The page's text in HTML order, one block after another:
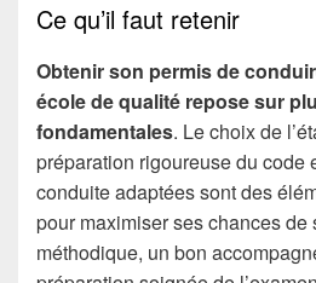
Ce qu’il faut retenir
Obtenir son permis de
école de qualité repose sur
fondamentales. Le choix de
préparation rigoureuse du code
conduite adaptées sont des
pour maximiser ses chances
méthodique, un bon